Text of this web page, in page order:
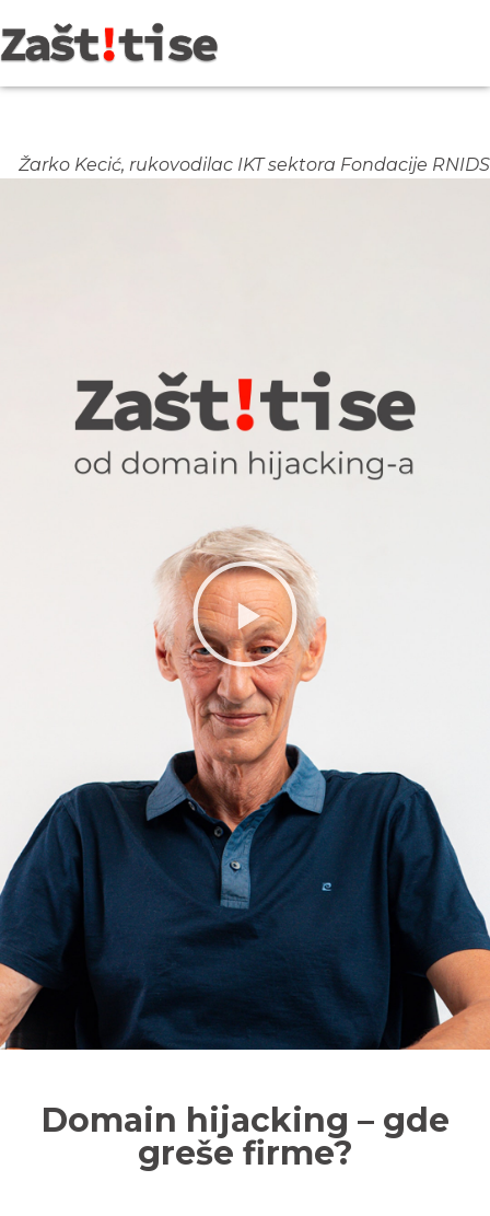
Žarko Kecić, rukovodilac IKT sektora Fondacije RNIDS
Domain hijacking – gde
greše firme?